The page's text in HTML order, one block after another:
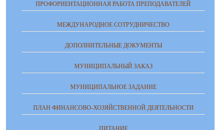
ПРОФОРИЕНТАЦИОННАЯ РАБОТА ПРЕПОДАВАТЕЛЕЙ
МЕЖДУНАРОДНОЕ СОТРУДНИЧЕСТВО
ДОПОЛНИТЕЛЬНЫЕ ДОКУМЕНТЫ
МУНИЦИПАЛЬНЫЙ ЗАКАЗ
МУНИЦИПАЛЬНОЕ ЗАДАНИЕ
ПЛАН ФИНАНСОВО-ХОЗЯЙСТВЕННОЙ ДЕЯТЕЛЬНОСТИ
ПИТАНИЕ